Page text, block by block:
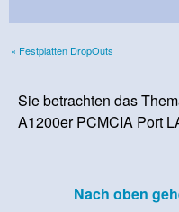
« Festplatten DropOuts
Sie betrachten das
A1200er PCMCIA Port
Nach oben